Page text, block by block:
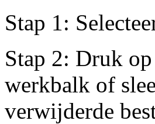
Stap 1:
Stap 2: Druk
werkbalk of
verwijderde